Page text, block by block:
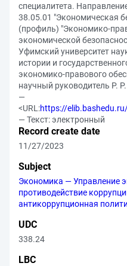
специалитета.
38.05.01 "Экономическая
(профиль) "Экономико-
экономической
Уфимский университет
истории и
экономико-правового
научный руководитель Р.
—
<URL:https://
— Текст: электронный
Record create date
11/27/2023
Subject
Экономика — Управление
противодействие
антикоррупционная
UDC
338.24
LBC